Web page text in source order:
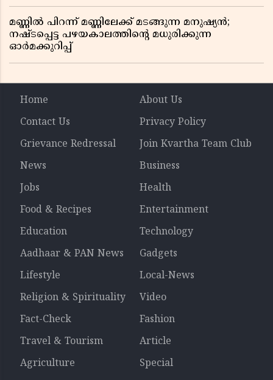
മണ്ണിൽ പിറന്ന് മണ്ണിലേക്ക് മടങ്ങുന്ന മനുഷ്യൻ;
നഷ്ടപ്പെട്ട പഴയകാലത്തിൻ്റെ മധുരിക്കുന്ന
ഓർമക്കുറിപ്പ്
Home
About Us
Contact Us
Privacy Policy
Grievance Redressal
Join Kvartha Team Club
News
Business
Jobs
Health
Food & Recipes
Entertainment
Education
Technology
Aadhaar & PAN News
Gadgets
Lifestyle
Local-News
Religion & Spirituality
Video
Fact-Check
Fashion
Travel & Tourism
Article
Agriculture
Special